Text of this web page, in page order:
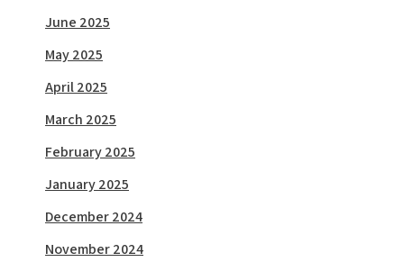
June 2025
May 2025
April 2025
March 2025
February 2025
January 2025
December 2024
November 2024